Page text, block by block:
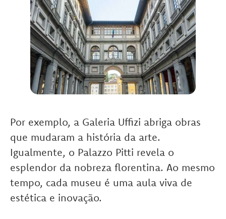
Por exemplo, a Galeria Uffizi abriga obras
que mudaram a história da arte.
Igualmente, o Palazzo Pitti revela o
esplendor da nobreza florentina. Ao mesmo
tempo, cada museu é uma aula viva de
estética e inovação.